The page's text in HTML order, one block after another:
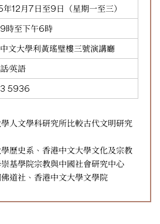
年12月7日至9日（星期一至三）
9時至下午6時
文大學利黃瑤璧樓三號演講廳
∕英語
5936
人文學科研究所比較古代文明研究
歷史系、香港中文大學文化及宗教
基學院宗教與中國社會研究中心
道社、香港中文大學文學院